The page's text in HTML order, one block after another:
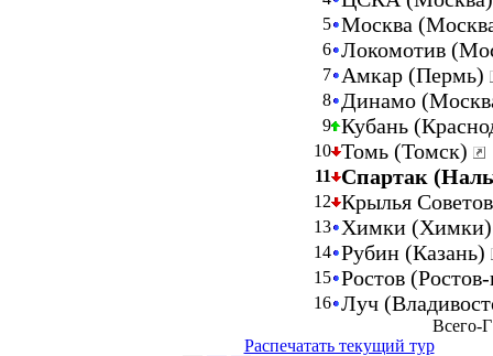
5 Москва
6 Локомотив
7 Амкар (Пермь)
8 Динамо
9 Кубань
10 Томь (Томск)
11 Спартак
12 Крылья
13 Химки
14 Рубин (Казань)
15 Ростов
16 Луч
Распечатать текущий тур